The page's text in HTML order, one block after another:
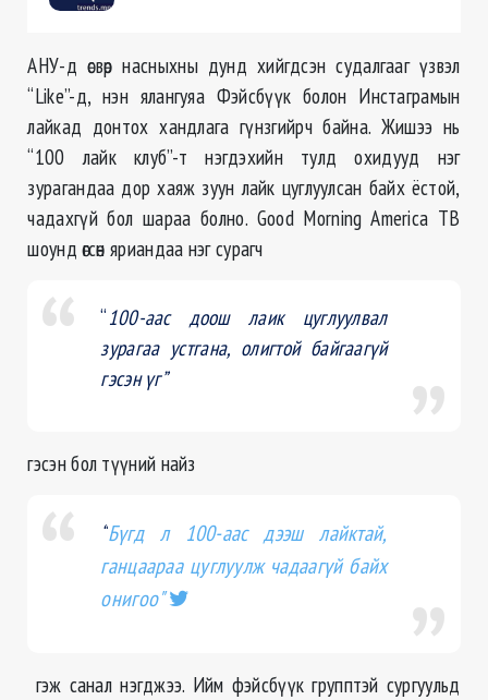
АНУ-д өсвөр насныхны дунд хийгдсэн судалгааг үзвэл
“Like”-д, нэн ялангуяа Фэйсбүүк болон Инстаграмын
лайкад донтох хандлага гүнзгийрч байна. Жишээ нь
“100 лайк клуб”-т нэгдэхийн тулд охидууд нэг
зурагандаа дор хаяж зуун лайк цуглуулсан байх ёстой,
чадахгүй бол шараа болно. Good Morning America ТВ
шоунд өгсөн яриандаа нэг сурагч
“100-аас доош лаик цуглуулвал
зурагаа устгана, олигтой байгаагүй
гэсэн үг”
гэсэн бол түүний найз
“Бүгд л 100-аас дээш лайктай,
ганцаараа цуглуулж чадаагүй байх
онигоо"
гэж санал нэгджээ. Ийм фэйсбүүк групптэй сургуульд